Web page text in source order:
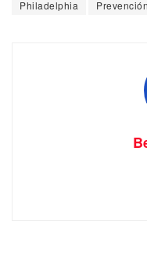
Philadelphia Prevención